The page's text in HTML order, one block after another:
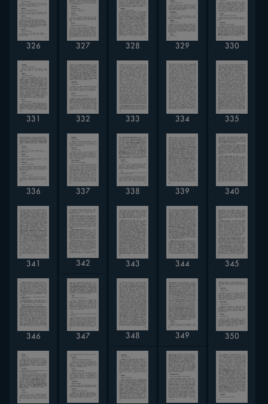
326 327 328 329 330
331 332 333 334 335
336 337 338 339 340
341 342 343 344 345
346 347 348 349 350